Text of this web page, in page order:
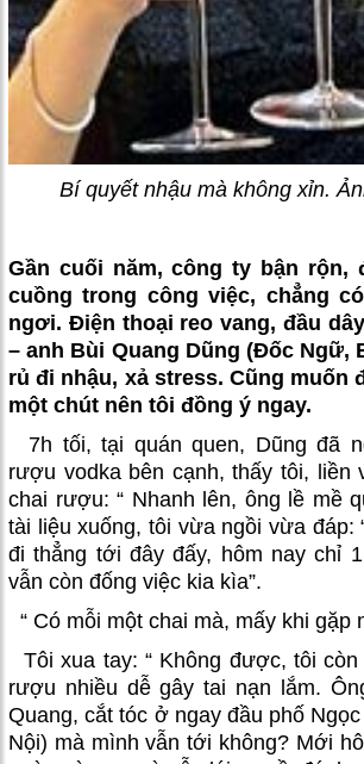
Bí quyết nhậu mà không xỉn.
Gần cuối năm, công ty bận rộn,
cuồng trong công việc, chẳng
ngơi. Điện thoại reo vang, đầu
– anh Bùi Quang Dũng (Đốc Ngữ,
rủ đi nhậu, xả stress. Cũng muốn
một chút nên tôi đồng ý ngay.
7h tối, tại quán quen, Dũng đã
rượu vodka bên cạnh, thấy tôi, liền
chai rượu: “ Nhanh lên, ông lề mề
tài liệu xuống, tôi vừa ngồi vừa đáp:
đi thẳng tới đây đấy, hôm nay chỉ
vẫn còn đống việc kia kìa”.
“ Có mỗi một chai mà, mấy khi gặp
Tôi xua tay: “ Không được, tôi
rượu nhiều dễ gây tai nạn lắm.
Quang, cắt tóc ở ngay đầu phố
Nội) mà mình vẫn tới không? Mới